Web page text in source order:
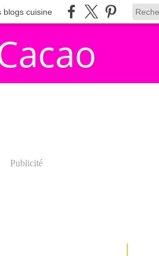
blogs cuisine
Publicité